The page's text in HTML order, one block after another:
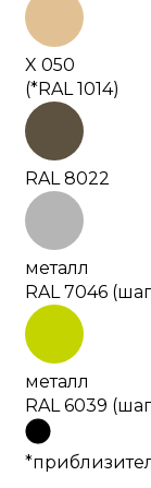
X 050
(*RAL 1014)
RAL 8022
металл
RAL 7046
металл
RAL 6039